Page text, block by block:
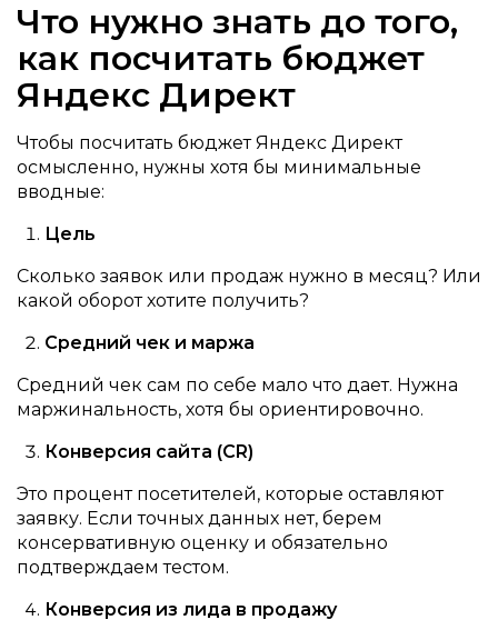
Что нужно знать до того,
как посчитать бюджет
Яндекс Директ
Чтобы посчитать бюджет Яндекс Директ
осмысленно, нужны хотя бы минимальные
вводные:
Цель
Сколько заявок или продаж нужно в месяц? Или
какой оборот хотите получить?
Средний чек и маржа
Средний чек сам по себе мало что дает. Нужна
маржинальность, хотя бы ориентировочно.
Конверсия сайта (CR)
Это процент посетителей, которые оставляют
заявку. Если точных данных нет, берем
консервативную оценку и обязательно
подтверждаем тестом.
Конверсия из лида в продажу